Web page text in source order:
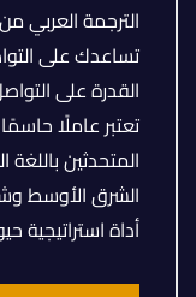
الترجمة
تساعدك على
القدرة على
تعتبر عاملًا
المتحدثين
الشرق الأوسط
أداة